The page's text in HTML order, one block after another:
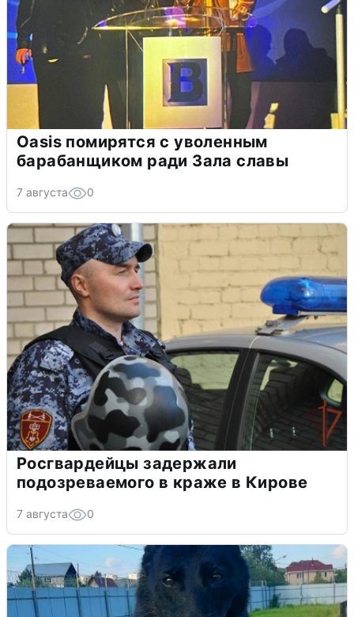
Oasis помирятся с уволенным
барабанщиком ради Зала славы
7 августа 0
Росгвардейцы задержали
подозреваемого в краже в Кирове
7 августа 0